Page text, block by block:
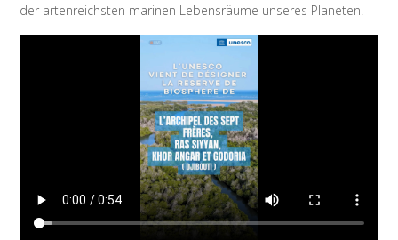
der artenreichsten marinen Lebensräume unseres Planeten.